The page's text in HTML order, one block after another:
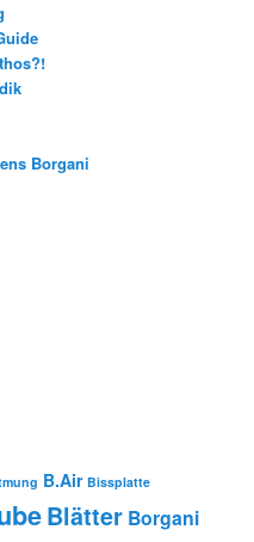
Borgani
B.Air Bissplatte
Blätter Borgani